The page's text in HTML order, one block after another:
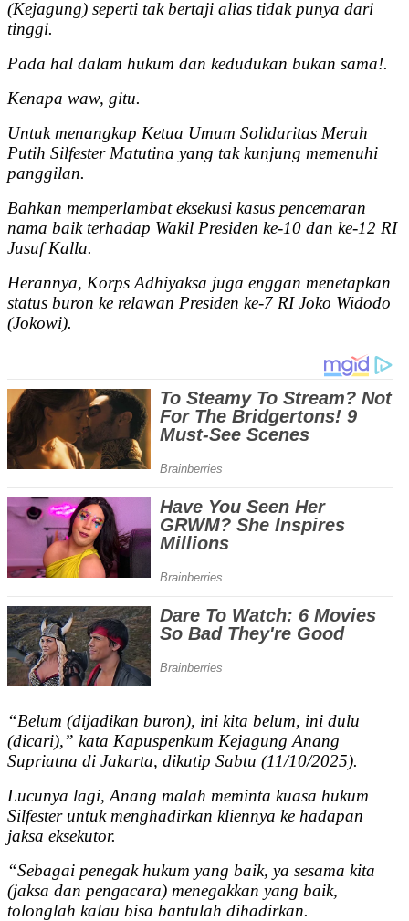
(Kejagung) seperti tak bertaji alias tidak punya dari
tinggi.
Pada hal dalam hukum dan kedudukan bukan sama!.
Kenapa waw, gitu.
Untuk menangkap Ketua Umum Solidaritas Merah
Putih Silfester Matutina yang tak kunjung memenuhi
panggilan.
Bahkan memperlambat eksekusi kasus pencemaran
nama baik terhadap Wakil Presiden ke-10 dan ke-12 RI
Jusuf Kalla.
Herannya, Korps Adhiyaksa juga enggan menetapkan
status buron ke relawan Presiden ke-7 RI Joko Widodo
(Jokowi).
“Belum (dijadikan buron), ini kita belum, ini dulu
(dicari),” kata Kapuspenkum Kejagung Anang
Supriatna di Jakarta, dikutip Sabtu (11/10/2025).
Lucunya lagi, Anang malah meminta kuasa hukum
Silfester untuk menghadirkan kliennya ke hadapan
jaksa eksekutor.
“Sebagai penegak hukum yang baik, ya sesama kita
(jaksa dan pengacara) menegakkan yang baik,
tolonglah kalau bisa bantulah dihadirkan.